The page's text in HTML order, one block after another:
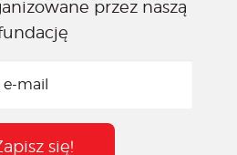
przez naszą